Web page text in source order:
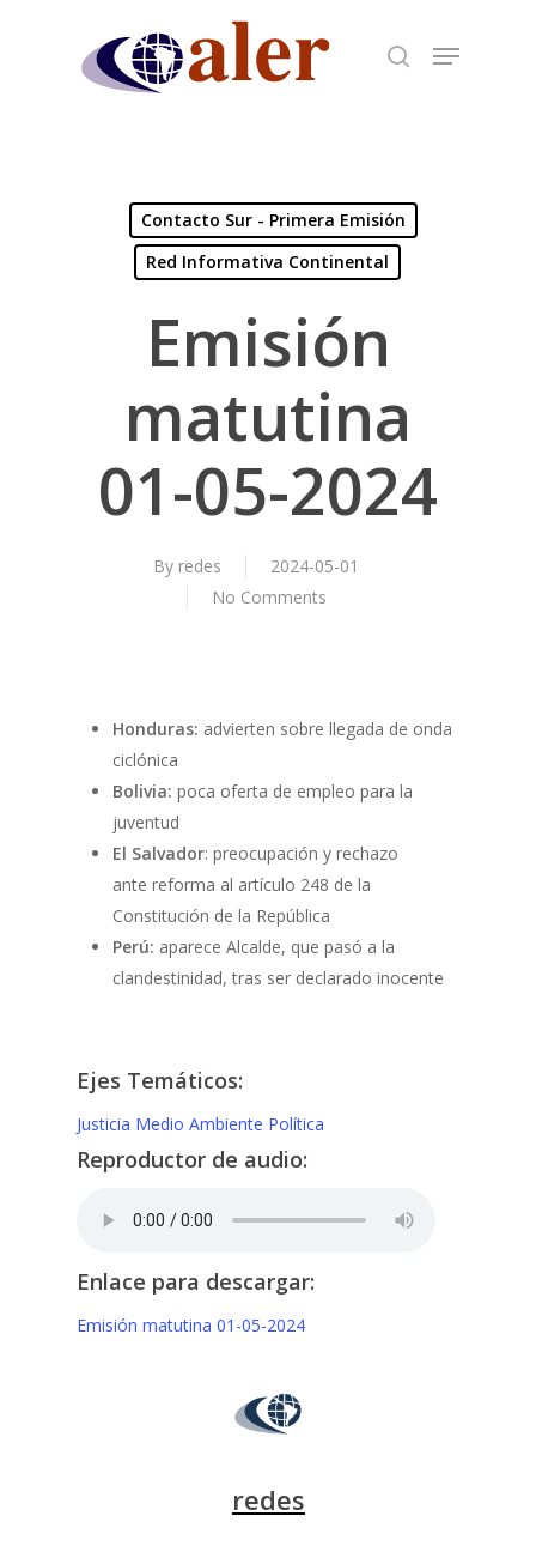
Contacto Sur - Primera Emisión
Red Informativa Continental
Emisión
matutina
01-05-2024
By redes
2024-05-01
No Comments
Honduras: advierten sobre llegada de onda
ciclónica
Bolivia: poca oferta de empleo para la
juventud
El Salvador: preocupación y rechazo
ante reforma al artículo 248 de la
Constitución de la República
Perú: aparece Alcalde, que pasó a la
clandestinidad, tras ser declarado inocente
Ejes Temáticos:
Justicia Medio Ambiente Política
Reproductor de audio:
Enlace para descargar:
Emisión matutina 01-05-2024
redes